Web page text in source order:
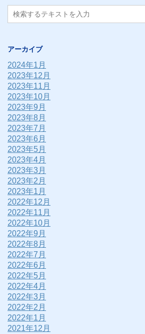
アーカイブ
2024年1月
2023年12月
2023年11月
2023年10月
2023年9月
2023年8月
2023年7月
2023年6月
2023年5月
2023年4月
2023年3月
2023年2月
2023年1月
2022年12月
2022年11月
2022年10月
2022年9月
2022年8月
2022年7月
2022年6月
2022年5月
2022年4月
2022年3月
2022年2月
2022年1月
2021年12月